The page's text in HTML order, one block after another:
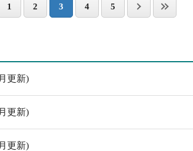
1 2 3 4 5
更新)
更新)
更新)